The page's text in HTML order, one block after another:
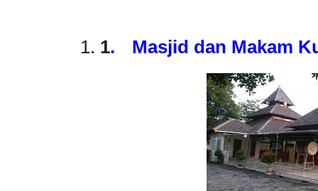
1. Masjid dan Makam